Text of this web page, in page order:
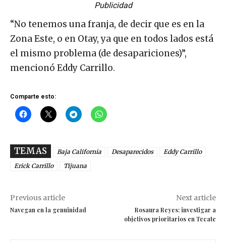
Publicidad
“No tenemos una franja, de decir que es en la
Zona Este, o en Otay, ya que en todos lados está
el mismo problema (de desapariciones)”,
mencionó Eddy Carrillo.
Comparte esto:
TEMAS Baja California Desaparecidos
Eddy Carrillo
Erick Carrillo
Tijuana
Previous article
Navegan en la genuinidad
Next article
Rosaura Reyes: investigar a
objetivos prioritarios en Tecate